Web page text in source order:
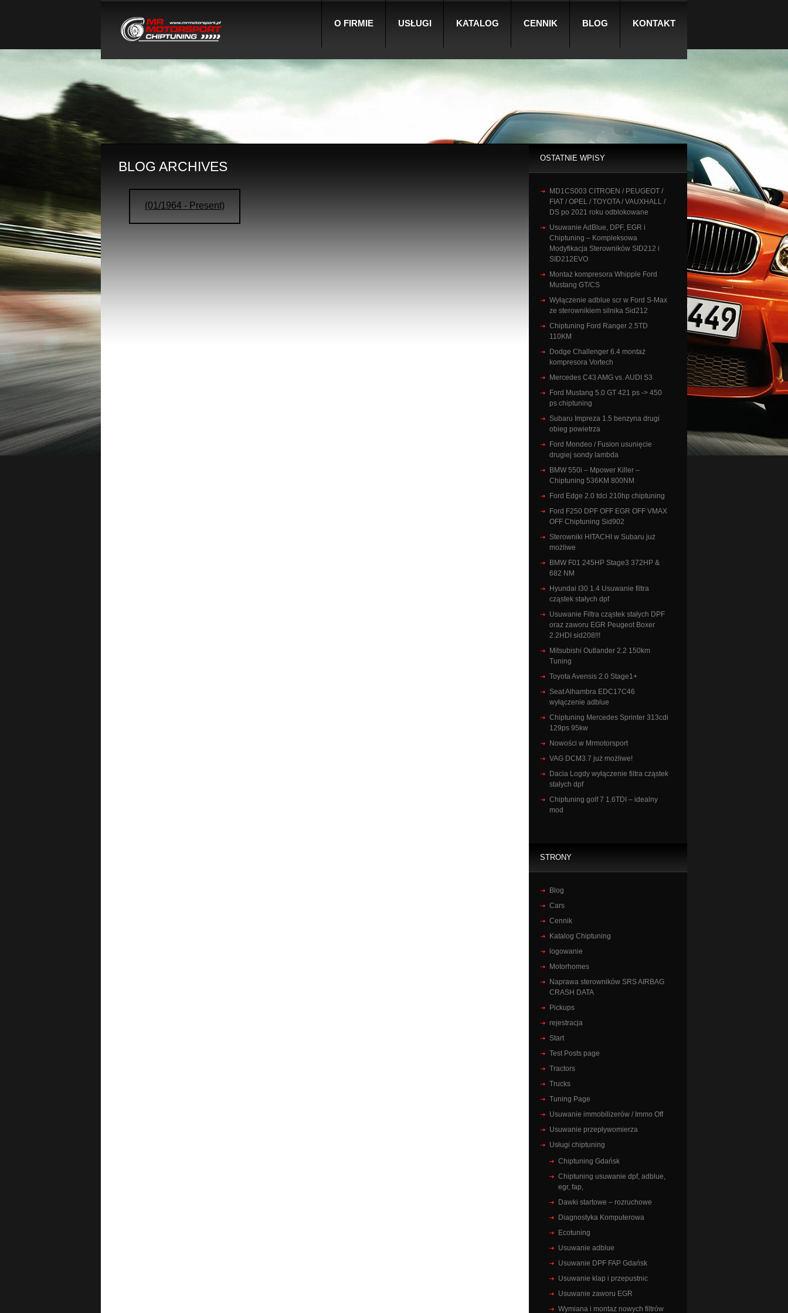
O FIRMIE USŁUGI KATALOG CENNIK BLOG KONTAKT
BLOG ARCHIVES
(01/1964 - Present)
OSTATNIE WPISY
MD1CS003 CITROEN / PEUGEOT /
FIAT / OPEL / TOYOTA / VAUXHALL /
DS po 2021 roku odblokowane
Usuwanie AdBlue, DPF, EGR i
Chiptuning – Kompleksowa
Modyfikacja Sterowników SID212 i
SID212EVO
Montaż kompresora Whipple Ford
Mustang GT/CS
Wyłączenie adblue scr w Ford S-Max
ze sterownikiem silnika Sid212
Chiptuning Ford Ranger 2.5TD
110KM
Dodge Challenger 6.4 montaż
kompresora Vortech
Mercedes C43 AMG vs. AUDI S3
Ford Mustang 5.0 GT 421 ps -> 450
ps chiptuning
Subaru Impreza 1.5 benzyna drugi
obieg powietrza
Ford Mondeo / Fusion usunięcie
drugiej sondy lambda
BMW 550i – Mpower Killer –
Chiptuning 536KM 800NM
Ford Edge 2.0 tdci 210hp chiptuning
Ford F250 DPF OFF EGR OFF VMAX
OFF Chiptuning Sid902
Sterowniki HITACHI w Subaru już
możliwe
BMW F01 245HP Stage3 372HP &
682 NM
Hyundai I30 1.4 Usuwanie filtra
cząstek stałych dpf
Usuwanie Filtra cząstek stałych DPF
oraz zaworu EGR Peugeot Boxer
2.2HDI sid208!!!
Mitsubishi Outlander 2.2 150km
Tuning
Toyota Avensis 2.0 Stage1+
Seat Alhambra EDC17C46
wyłączenie adblue
Chiptuning Mercedes Sprinter 313cdi
129ps 95kw
Nowości w Mrmotorsport
VAG DCM3.7 już możliwe!
Dacia Logdy wyłączenie filtra cząstek
stałych dpf
Chiptuning golf 7 1.6TDI – idealny
mod
STRONY
Blog
Cars
Cennik
Katalog Chiptuning
logowanie
Motorhomes
Naprawa sterowników SRS AIRBAG
CRASH DATA
Pickups
rejestracja
Start
Test Posts page
Tractors
Trucks
Tuning Page
Usuwanie immobilizerów / Immo Off
Usuwanie przepływomierza
Usługi chiptuning
Chiptuning Gdańsk
Chiptuning usuwanie dpf, adblue,
egr, fap,
Dawki startowe – rozruchowe
Diagnostyka Komputerowa
Ecotuning
Usuwanie adblue
Usuwanie DPF FAP Gdańsk
Usuwanie klap i przepustnic
Usuwanie zaworu EGR
Wymiana i montaz nowych filtrów